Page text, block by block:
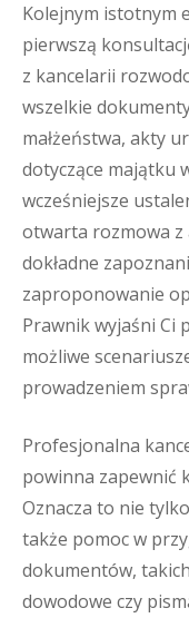
Kolejnym istotnym
pierwszą
z kancelarii
wszelkie
małżeństwa, akty
dotyczące majątku
wcześniejsze
otwarta rozmowa z
dokładne
zaproponowanie
Prawnik wyjaśni Ci
możliwe
prowadzeniem
Profesjonalna
powinna zapewnić
Oznacza to nie
także pomoc w
dokumentów,
dowodowe czy